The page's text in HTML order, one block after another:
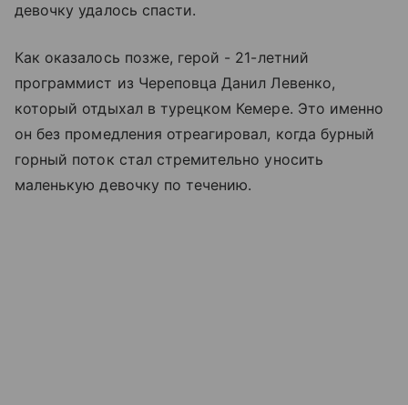
девочку удалось спасти.
Как оказалось позже, герой - 21-летний
программист из Череповца Данил Левенко,
который отдыхал в турецком Кемере. Это именно
он без промедления отреагировал, когда бурный
горный поток стал стремительно уносить
маленькую девочку по течению.